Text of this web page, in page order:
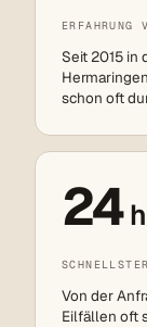
ERFAHRUNG
Seit 2015 in
schon oft
24h
Von der
Eilfällen oft